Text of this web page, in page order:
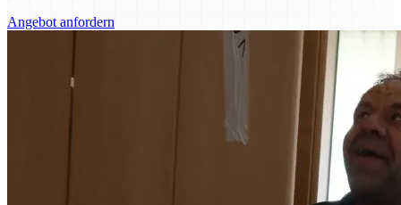
Angebot anfordern